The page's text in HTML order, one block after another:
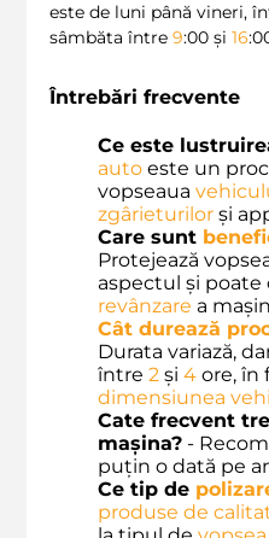
este de luni până vineri,
sâmbăta între 9:00 și 16
Întrebări frecvente
Ce este
auto este un
vopseaua
zgârieturilor și
Care sunt
Protejează
aspectul și poate
revânzare a
Cât durează
Durata variază,
între 2 și 4 ore, în
dimensiunea
Cate frecvent
mașina? -
puțin o dată pe
Ce tip de
produse de